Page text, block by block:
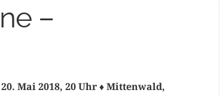
–
Mai 2018, 20 Uhr ♦ Mittenwald,